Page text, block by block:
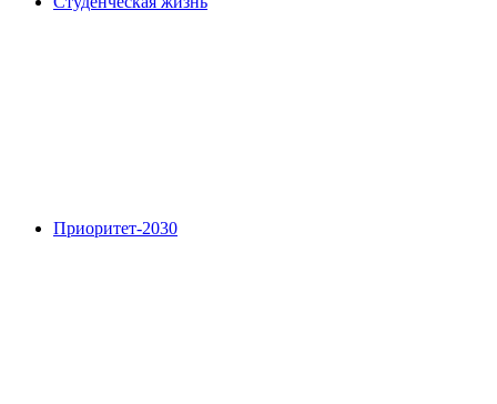
Приоритет-2030